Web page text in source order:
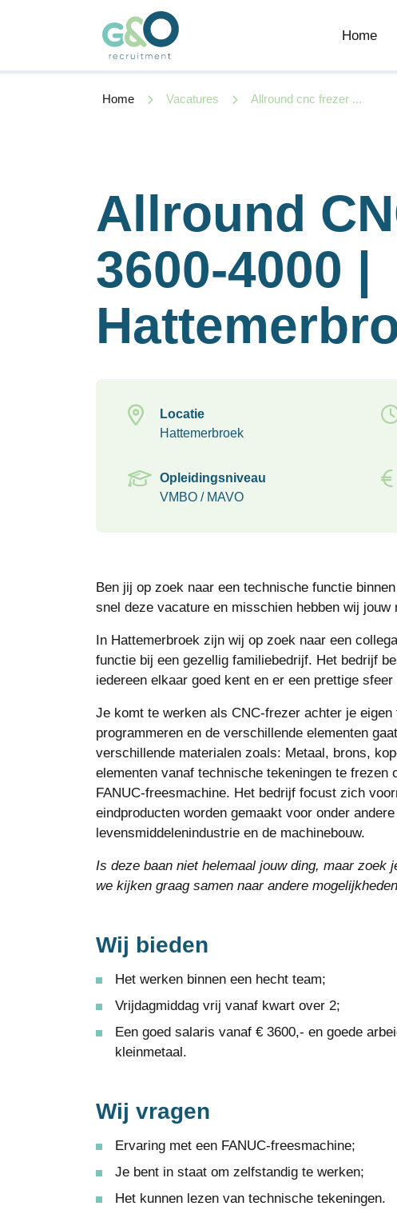
Home
Home Vacatures Allround cnc frezer ...
Allround
3600-4000 |
Locatie
Hattemerbroek
Opleidingsniveau
VMBO / MAVO
Ben jij op zoek naar een technische functie
snel deze vacature en misschien hebben wij jouw
In Hattemerbroek zijn wij op zoek naar een
functie bij een gezellig familiebedrijf. Het bedrijf
iedereen elkaar goed kent en er een prettige
Je komt te werken als CNC-frezer achter je
programmeren en de verschillende elementen
verschillende materialen zoals: Metaal, brons,
elementen vanaf technische tekeningen te frezen
FANUC-freesmachine. Het bedrijf focust zich
eindproducten worden gemaakt voor onder
levensmiddelenindustrie en de machinebouw.
Is deze baan niet helemaal jouw ding, maar zoek
we kijken graag samen naar andere
Wij bieden
Het werken binnen een hecht team;
Vrijdagmiddag vrij vanaf kwart over 2;
Een goed salaris vanaf € 3600,- en goede
kleinmetaal.
Wij vragen
Ervaring met een FANUC-freesmachine;
Je bent in staat om zelfstandig te werken;
Het kunnen lezen van technische tekeningen.